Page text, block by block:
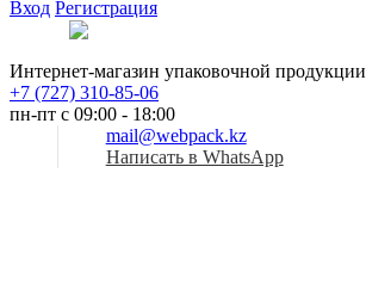
Вход Регистрация
Интернет-магазин упаковочной продукции
+7 (727) 310-85-06
пн-пт с 09:00 - 18:00
mail@webpack.kz
Написать в WhatsApp